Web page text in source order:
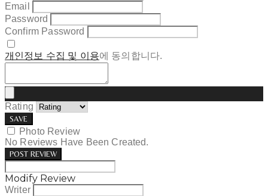
Email
Password
Confirm Password
개인정보 수집 및 이용에 동의합니다.
Rating
SAVE
Photo Review
No Reviews Have Been Created.
POST REVIEW
Modify Review
Writer